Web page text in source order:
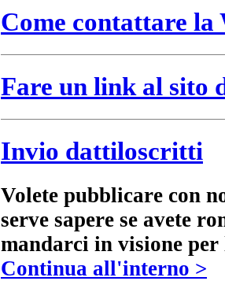
Come contattare
Fare un link al sito
Invio dattiloscritti
Volete pubblicare con
serve sapere se avete
mandarci in visione
Continua all'interno >